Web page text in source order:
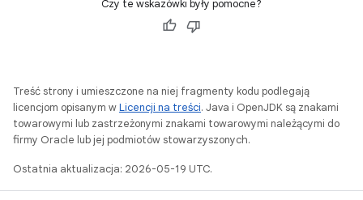
Czy te wskazówki były pomocne?
Treść strony i umieszczone na niej fragmenty kodu podlegają
licencjom opisanym wLicencji na treści. Java i OpenJDK są znakami
towarowymi lub zastrzeżonymi znakami towarowymi należącymi do
firmy Oracle lub jej podmiotów stowarzyszonych.
Ostatnia aktualizacja: 2026-05-19 UTC.